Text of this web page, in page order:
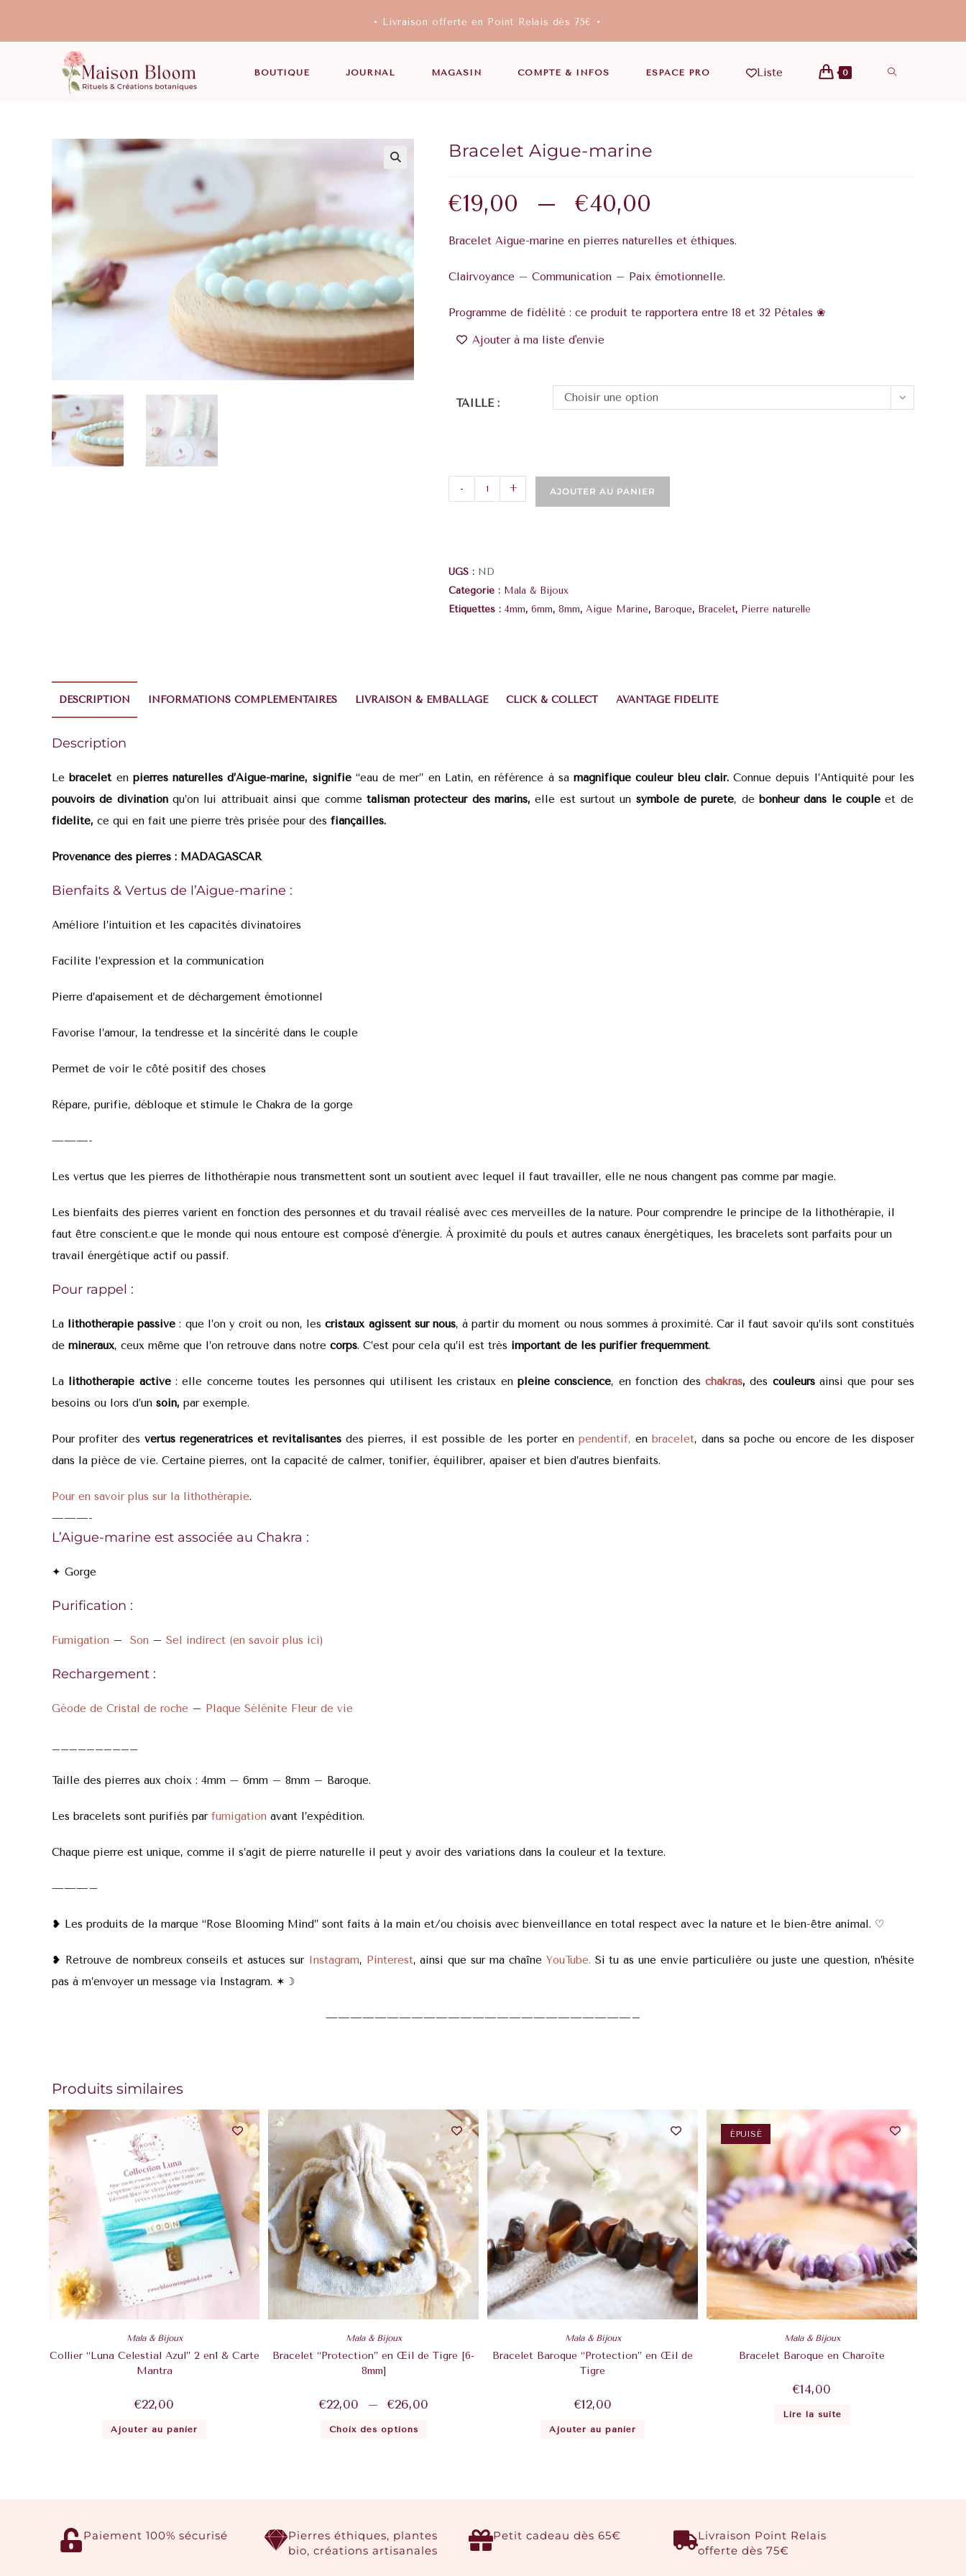
• Livraison offerte en Point Relais dès 75€ •
BOUTIQUE JOURNAL MAGASIN COMPTE & INFOS ESPACE PRO Liste 0
Bracelet Aigue-marine
€19,00 – €40,00
Bracelet Aigue-marine en pierres naturelles et éthiques.
Clairvoyance – Communication – Paix émotionnelle.
Programme de fidélité : ce produit te rapportera entre 18 et 32 Pétales ❀
Ajouter à ma liste d'envie
TAILLE : Choisir une option
- + AJOUTER AU PANIER
UGS : ND
Catégorie : Mala & Bijoux
Étiquettes : 4mm, 6mm, 8mm, Aigue Marine, Baroque, Bracelet, Pierre naturelle
DESCRIPTION INFORMATIONS COMPLÉMENTAIRES LIVRAISON & EMBALLAGE CLICK & COLLECT AVANTAGE FIDÉLITÉ
Description
Lebraceleten pierres naturelles d’Aigue-marine, signifie“eau de mer” en Latin, en référence à samagnifique couleur bleu clair. Connue depuis l’Antiquité pour les
pouvoirs de divination qu’on lui attribuait ainsi que comme talisman protecteur des marins,elle est surtout un symbole de pureté, de bonheur dans le coupleet de
fidélité, ce qui en fait une pierre très prisée pour des fiançailles.
Provenance des pierres : MADAGASCAR
Bienfaits & Vertus de l’Aigue-marine :
Améliore l’intuition et les capacités divinatoires
Facilite l’expression et la communication
Pierre d’apaisement et de déchargement émotionnel
Favorise l’amour, la tendresse et la sincérité dans le couple
Permet de voir le côté positif des choses
Répare, purifie, débloque et stimule le Chakra de la gorge
———-
Les vertus que les pierres de lithothérapie nous transmettent sont un soutient avec lequel il faut travailler, elle ne nous changent pas comme par magie.
Les bienfaits des pierres varient en fonction des personnes et du travail réalisé avec ces merveilles de la nature. Pour comprendre le principe de la lithothérapie, il
faut être conscient.e que le monde qui nous entoure est composé d’énergie. À proximité du pouls et autres canaux énergétiques, les bracelets sont parfaits pour un
travail énergétique actif ou passif.
Pour rappel :
La lithothérapie passive : que l’on y croit ou non, lescristaux agissent sur nous, à partir du moment ou nous sommes à proximité. Car il faut savoir qu’ils sont constitués
de minéraux, ceux même que l’on retrouve dans notre corps. C’est pour cela qu’il est très important de les purifier fréquemment.
La lithothérapie active: elle concerne toutes les personnes qui utilisent les cristaux enpleine conscience, en fonction des chakras, des couleursainsi que pour ses
besoins ou lors d’un soin, par exemple.
Pour profiter desvertus régénératrices et revitalisantes des pierres, il est possible de les porter en pendentif, en bracelet, dans sa poche ou encore de les disposer
dans la pièce de vie. Certaine pierres, ont la capacité de calmer, tonifier, équilibrer, apaiser et bien d’autres bienfaits.
Pour en savoir plus sur la lithothérapie.
———-
L’Aigue-marine est associée au Chakra :
✦ Gorge
Purification :
Fumigation – Son – Sel indirect (en savoir plus ici)
Rechargement :
Géode de Cristal de roche – Plaque Sélénite Fleur de vie
Taille des pierres aux choix : 4mm – 6mm – 8mm – Baroque.
Les bracelets sont purifiés par fumigation avant l’expédition.
Chaque pierre est unique, comme il s’agit de pierre naturelle il peut y avoir des variations dans la couleur et la texture.
———–
❥ Les produits de la marque “Rose Blooming Mind” sont faits à la main et/ou choisis avec bienveillance en total respect avec la nature et le bien-être animal. ♡
❥ Retrouve de nombreux conseils et astuces sur Instagram, Pinterest, ainsi que sur ma chaîne YouTube. Si tu as une envie particulière ou juste une question, n’hésite
pas à m’envoyer un message via Instagram. ✶ ☽
—————————————————————————–
Produits similaires
Mala & Bijoux
Collier “Luna Celestial Azul” 2 en1 & Carte
Mantra
€22,00
Ajouter au panier
Mala & Bijoux
Bracelet “Protection” en Œil de Tigre [6-
8mm]
€22,00 – €26,00
Choix des options
Mala & Bijoux
Bracelet Baroque “Protection” en Œil de
Tigre
€12,00
Ajouter au panier
ÉPUISÉ
Mala & Bijoux
Bracelet Baroque en Charoïte
€14,00
Lire la suite
Paiement 100% sécurisé
Pierres éthiques, plantes
bio, créations artisanales
Petit cadeau dès 65€
Livraison Point Relais
offerte dès 75€